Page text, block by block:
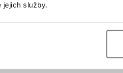
jejich služby.